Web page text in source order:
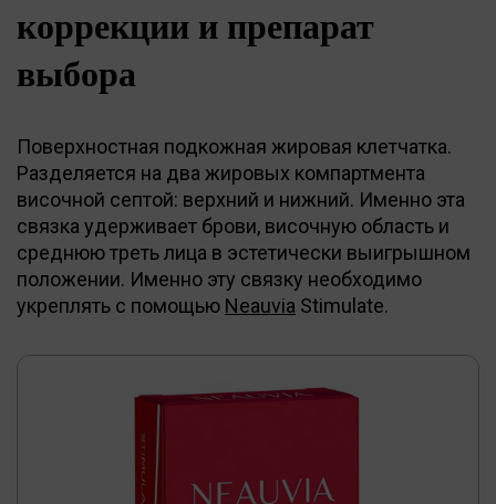
коррекции и препарат
выбора
Поверхностная подкожная жировая клетчатка.
Разделяется на два жировых компартмента
височной септой: верхний и нижний. Именно эта
связка удерживает брови, височную область и
среднюю треть лица в эстетически выигрышном
положении. Именно эту связку необходимо
укреплять с помощью Neauvia Stimulate.